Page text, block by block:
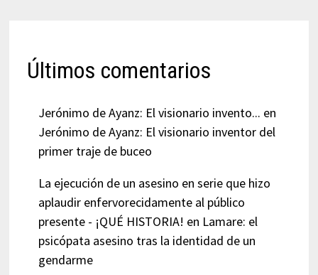
Últimos comentarios
Jerónimo de Ayanz: El visionario invento... en
Jerónimo de Ayanz: El visionario inventor del
primer traje de buceo
La ejecución de un asesino en serie que hizo
aplaudir enfervorecidamente al público
presente - ¡QUÉ HISTORIA! en Lamare: el
psicópata asesino tras la identidad de un
gendarme